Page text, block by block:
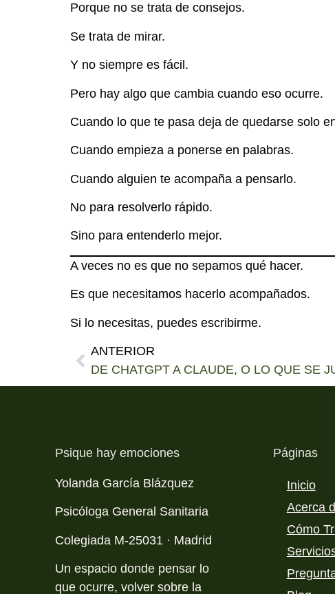
Porque no se trata de consejos.
Se trata de mirar.
Y no siempre es fácil.
Pero hay algo que cambia cuando eso ocurre.
Cuando lo que te pasa deja de quedarse solo
Cuando empieza a ponerse en palabras.
Cuando alguien te acompaña a pensarlo.
No para resolverlo rápido.
Sino para entenderlo mejor.
A veces no es que no sepamos qué hacer.
Es que necesitamos hacerlo acompañados.
Si lo necesitas, puedes escribirme.
ANTERIOR
Psique hay emociones
Yolanda García Blázquez
Psicóloga General Sanitaria
Colegiada M-25031 · Madrid
Un espacio donde pensar lo
que ocurre, volver sobre la
Páginas
Inicio
Acerca
Cómo